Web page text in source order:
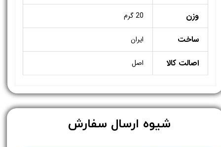
وزن 20 گرم
ساخت ایران
اصالت کالا اصل
​شیوه ارسال سفارش